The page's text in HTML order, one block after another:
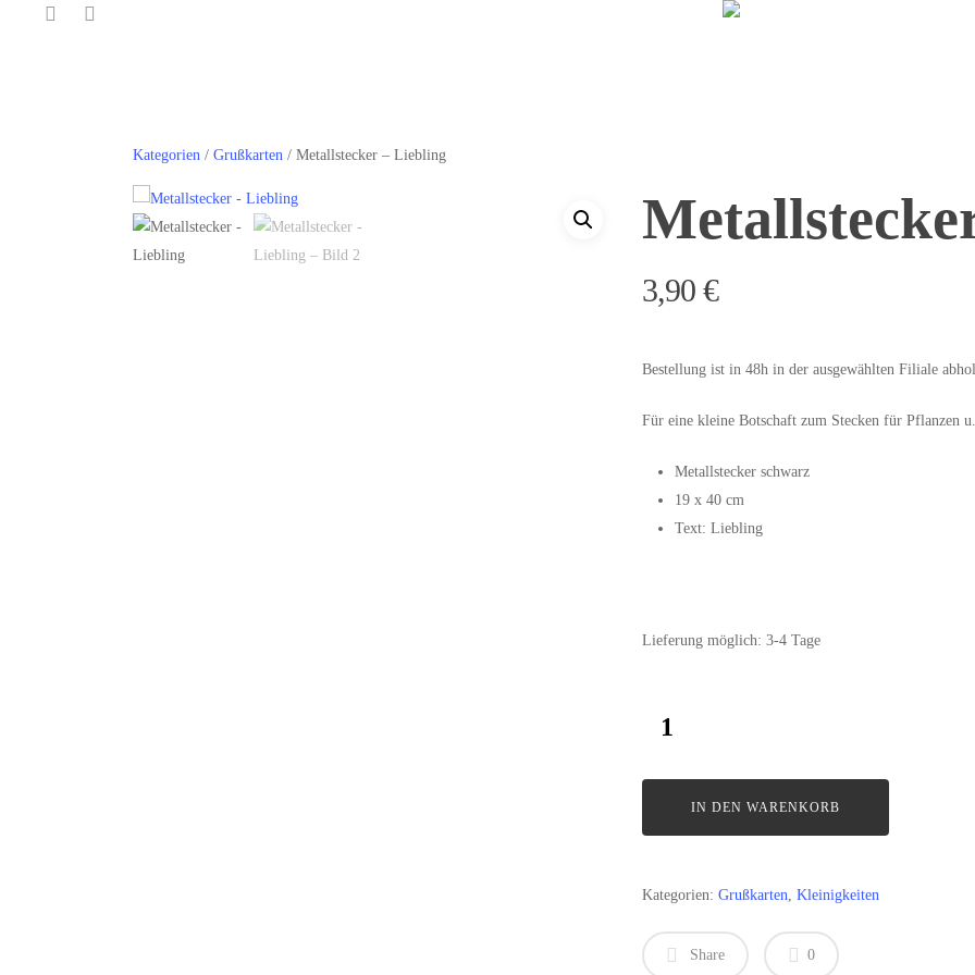
Kategorien / Grußkarten / Metallstecker – Liebling
3,90 €
Bestellung ist in 48h in der ausgewählten Filiale
Für eine kleine Botschaft zum Stecken für Pflanzen
Metallstecker schwarz
19 x 40 cm
Text: Liebling
Lieferung möglich: 3-4 Tage
IN DEN WARENKORB
Kategorien: Grußkarten, Kleinigkeiten
Share 0